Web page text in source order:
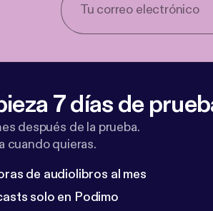
7 días de
después de la prueba.
cuando quieras.
de audiolibros al mes
solo en Podimo